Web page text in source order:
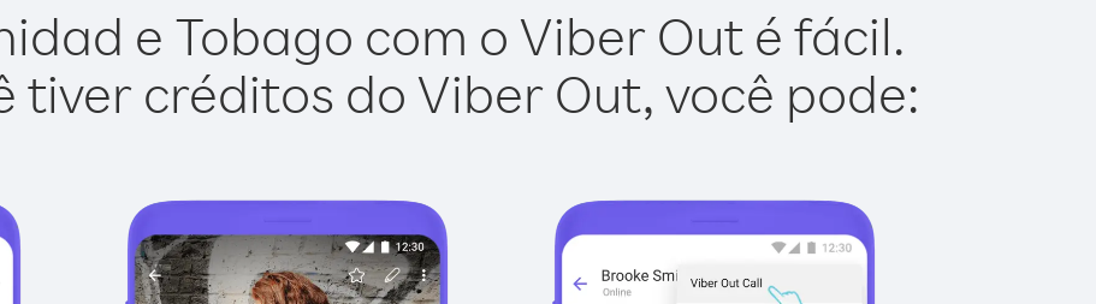
e Tobago com o Viber Out é fácil.
tiver créditos do Viber Out, você pode: